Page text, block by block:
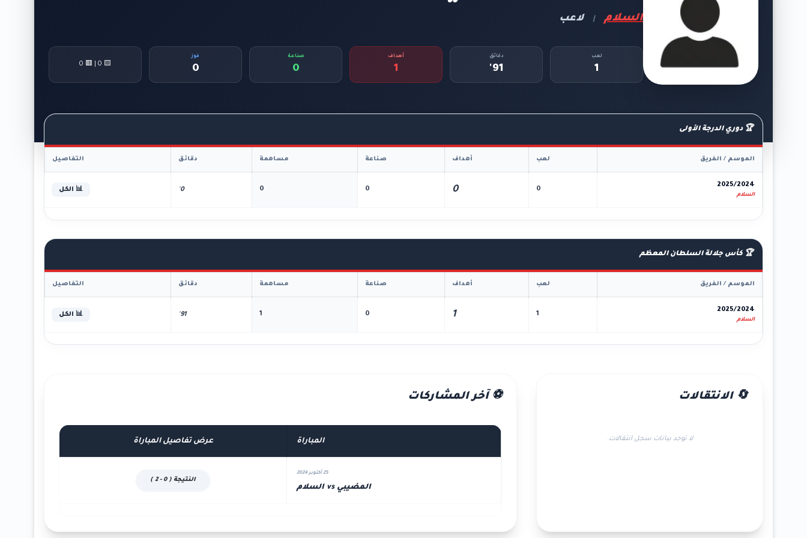
السلام | لاعب
لعب
1
دقائق
91'
أهداف
1
صناعة
0
فوز
0
🟨 0 | 🟥 0
🏆 دوري الدرجة الأولى
الموسم / الفريق لعب أهداف صناعة مساهمة دقائق التفاصيل
2025/2024
السلام
0
0
0
0
0' 📊 الكل
🏆 كأس جلالة السلطان المعظم
الموسم / الفريق لعب أهداف صناعة مساهمة دقائق التفاصيل
2025/2024
السلام
1
1
0
1
91' 📊 الكل
🔄 الانتقالات
لا توجد بيانات سجل انتقالات.
⚽ آخر المشاركات
المباراة عرض تفاصيل المباراة
25 أكتوبر 2024
المضيبي vs السلام
النتيجة ( 0 - 2 )